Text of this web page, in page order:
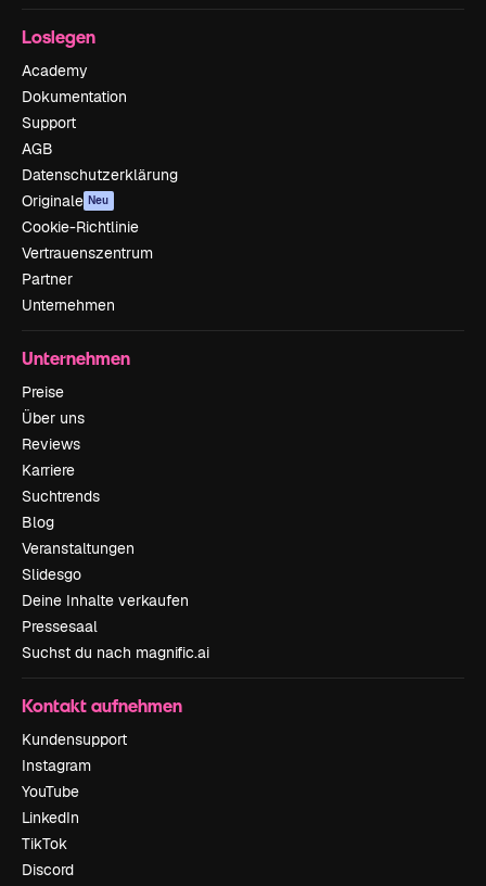
Loslegen
Academy
Dokumentation
Support
AGB
Datenschutzerklärung
Originale Neu
Cookie-Richtlinie
Vertrauenszentrum
Partner
Unternehmen
Unternehmen
Preise
Über uns
Reviews
Karriere
Suchtrends
Blog
Veranstaltungen
Slidesgo
Deine Inhalte verkaufen
Pressesaal
Suchst du nach magnific.ai
Kontakt aufnehmen
Kundensupport
Instagram
YouTube
LinkedIn
TikTok
Discord